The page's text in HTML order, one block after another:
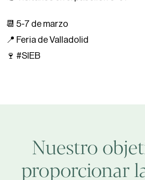
📆 5-7 de marzo⁠
📍 Feria de Valladolid⁠
🍷 #SIEB
Nuestro
proporcionar